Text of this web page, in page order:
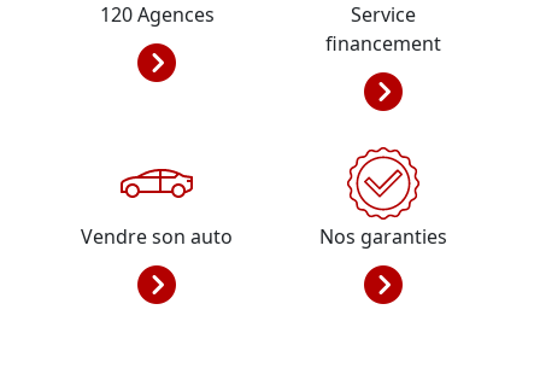
120Agences
Service
financement
Vendre son auto Nos garanties